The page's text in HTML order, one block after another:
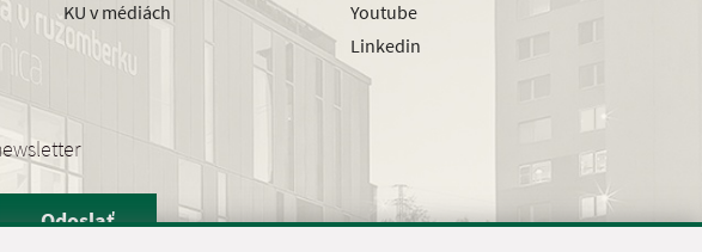
KU v médiách
Youtube
Linkedin
Odoslať